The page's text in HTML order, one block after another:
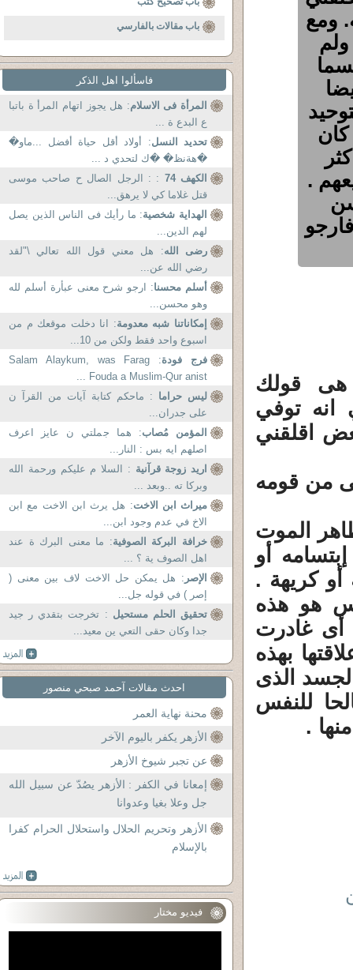
ومع
.
هى قولك
انه توفي
اقلقني
من قومه
الموت
أو
أو كريهة .
هو هذه
أى غادرت
بهذه
الذى
للنفس
.
باب مقالات بالفارسي
فاسألوا اهل الذكر
المرأة فى الاسلام: هل يجوز اتهام المرأ ة باتبا
ع البدع ة ...
تحديد النسل: أولاد أقل حياة أفضل ...ماو�
�هةنظ� �ك لتحدي د ...
الكهف 74
: : الرجل الصال ح صاحب موسى
قتل غلاما كي لا يرهق...
الهداية شخصية: ما رأيك فى الناس الذين يصل
لهم الدين...
رضى الله: هل معني قول الله تعالي \"لقد
رضي الله عن...
أسلم محسنا: ارجو شرح معنى عبأرة أسلم لله
وهو محسن...
إمكاناتنا شبه معدومة: انا دخلت موقعك م من
اسبوع واحد فقط ولكن من 10...
فرج فودة
: Salam Alaykum, was Farag
Fouda a Muslim-Qur anist ...
ليس حراما : ماحكم كتابة آيات من القرآ ن
على جدران...
المؤمن مُصاب: هما جملتي ن عايز اعرف
اصلهم ايه بس : النار...
اريد زوجة قرآنية : السلا م عليكم ورحمة الله
وبركا ته ..وبعد ...
ميراث ابن الاخت: هل يرث ابن الاخت مع ابن
الاخ في عدم وجود ابن...
خرافة البركة الصوفية: ما معنى البرك ة عند
اهل الصوف ية ؟ ...
الإصر : هل يمكن حل الاخت لاف بين معنى (
إصر ) في قوله جل...
تحقيق الحلم مستحيل : تخرجت بتقدي ر جيد
جدا وكان حقى التعي ين معيد...
احدث مقالات آحمد صبحي منصور
محنة نهاية العمر
الأزهر يكفر باليوم الآخر
عن تجبر شيوخ الأزهر
إمعانا في الكفر : الأزهر يصُدّ عن سبيل الله
جل وعلا بغيا وعدوانا
الأزهر وتحريم الحلال واستحلال الحرام كفرا
بالإسلام
فيديو مختار